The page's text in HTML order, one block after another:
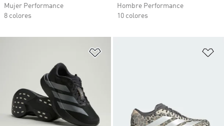
Mujer Performance
8 colores
Hombre Performance
10 colores